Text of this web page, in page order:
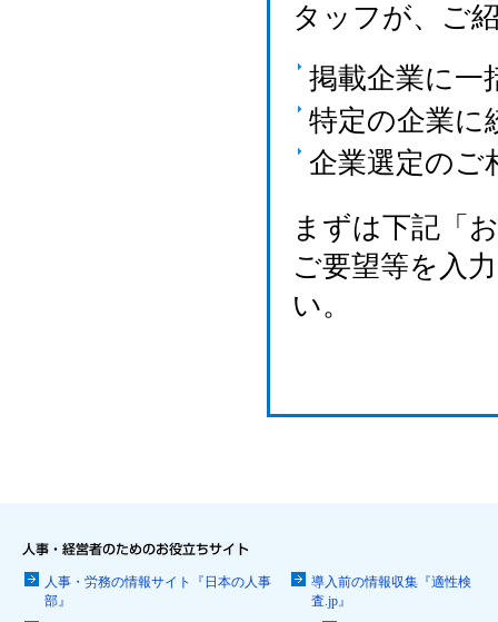
タッフが、ご
掲載企業に一
特定の企業に
企業選定のご
まずは下記「
ご要望等を入
い。
人事・労務の情報サイト『日本の人事
部』
導入前の情報収集『適性検
査.jp』